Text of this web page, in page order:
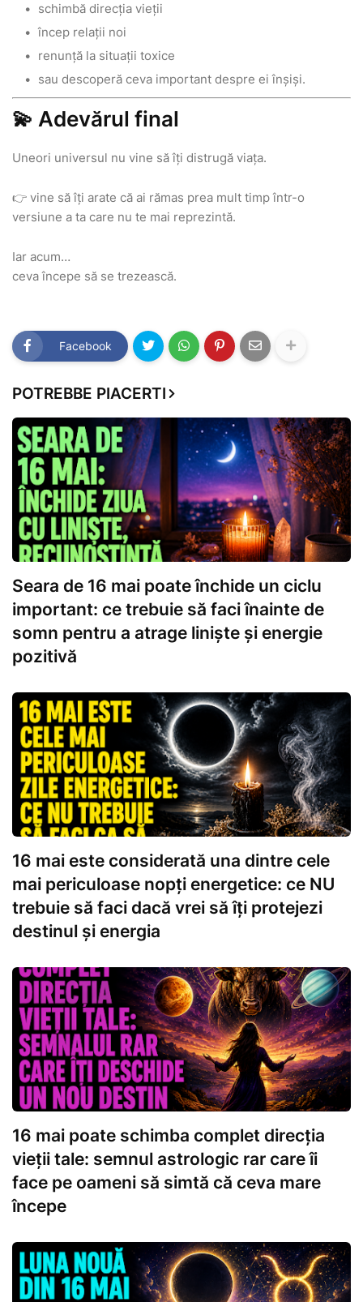
schimbă direcția vieții
încep relații noi
renunță la situații toxice
sau descoperă ceva important despre ei înșiși.
💫 Adevărul final
Uneori universul nu vine să îți distrugă viața.
👉 vine să îți arate că ai rămas prea mult timp într-o
versiune a ta care nu te mai reprezintă.
Iar acum…
ceva începe să se trezească.
Facebook
POTREBBE PIACERTI
Seara de 16 mai poate închide un ciclu
important: ce trebuie să faci înainte de
somn pentru a atrage liniște și energie
pozitivă
16 mai este considerată una dintre cele
mai periculoase nopți energetice: ce NU
trebuie să faci dacă vrei să îți protejezi
destinul și energia
16 mai poate schimba complet direcția
vieții tale: semnul astrologic rar care îi
face pe oameni să simtă că ceva mare
începe